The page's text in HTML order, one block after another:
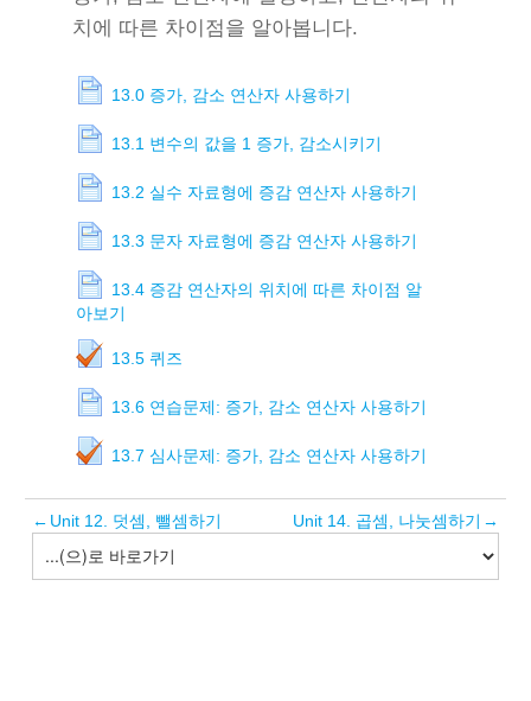
치에 따른 차이점을 알아봅니다.
13.0 증가, 감소 연산자 사용하기
13.1 변수의 값을 1 증가, 감소시키기
13.2 실수 자료형에 증감 연산자 사용하기
13.3 문자 자료형에 증감 연산자 사용하기
13.4 증감 연산자의 위치에 따른 차이점 알
아보기
13.5 퀴즈
13.6 연습문제: 증가, 감소 연산자 사용하기
13.7 심사문제: 증가, 감소 연산자 사용하기
← Unit 12. 덧셈, 뺄셈하기 Unit 14. 곱셈, 나눗셈하기 →